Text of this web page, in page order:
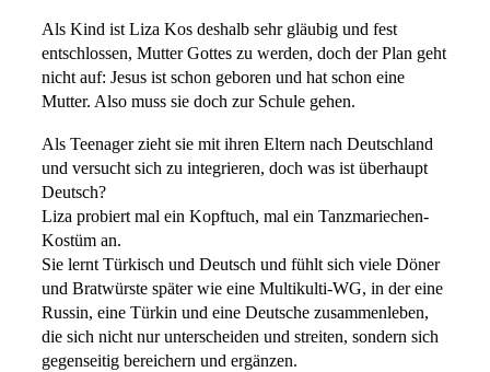
Als Kind ist Liza Kos deshalb sehr gläubig und fest
entschlossen, Mutter Gottes zu werden, doch der Plan geht
nicht auf: Jesus ist schon geboren und hat schon eine
Mutter. Also muss sie doch zur Schule gehen.
Als Teenager zieht sie mit ihren Eltern nach Deutschland
und versucht sich zu integrieren, doch was ist überhaupt
Deutsch?
Liza probiert mal ein Kopftuch, mal ein Tanzmariechen-
Kostüm an.
Sie lernt Türkisch und Deutsch und fühlt sich viele Döner
und Bratwürste später wie eine Multikulti-WG, in der eine
Russin, eine Türkin und eine Deutsche zusammenleben,
die sich nicht nur unterscheiden und streiten, sondern sich
gegenseitig bereichern und ergänzen.